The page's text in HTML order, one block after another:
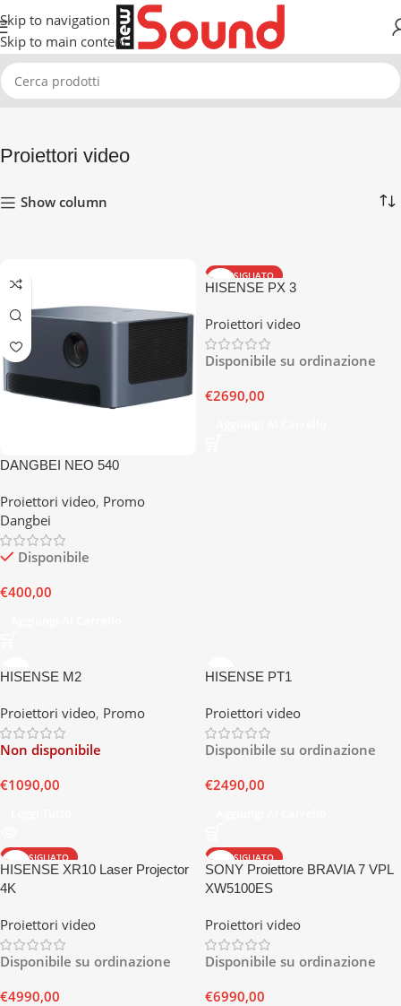
Skip to navigation
Skip to main content
Home Video Proiettori video Visualizzazione di 7 risultati
Proiettori video
Show column
DANGBEI NEO 540
Proiettori video, Promo
Dangbei
Disponibile
€400,00
CONSIGLIATO
HISENSE PX 3
Proiettori video
Disponibile su ordinazione
€2690,00
HISENSE M2
Proiettori video, Promo
Non disponibile
€1090,00
HISENSE PT1
Proiettori video
Disponibile su ordinazione
€2490,00
CONSIGLIATO
HISENSE XR10 Laser Projector
4K
Proiettori video
Disponibile su ordinazione
€4990,00
CONSIGLIATO
SONY Proiettore BRAVIA 7 VPL
XW5100ES
Proiettori video
Disponibile su ordinazione
€6990,00